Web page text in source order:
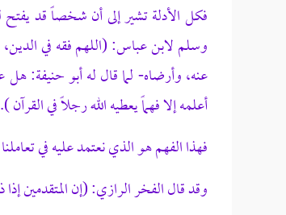
فكل الأدلة تشير إلى أن شخصاً قد يفتح
وسلم لابن عباس: (اللهم فقه في الدين،
عنه، وأرضاه- لما قال له أبو حنيفة:
أعلمه إلا فهماً يعطيه الله رجلاً في القرآن ).
فهذا الفهم هو الذي نعتمد عليه في
وقد قال الفخر الرازي: (إن المتقدمين